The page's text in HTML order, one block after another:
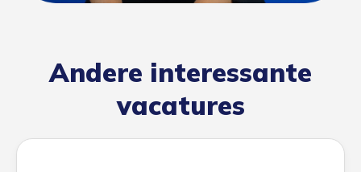
Andere interessante
vacatures